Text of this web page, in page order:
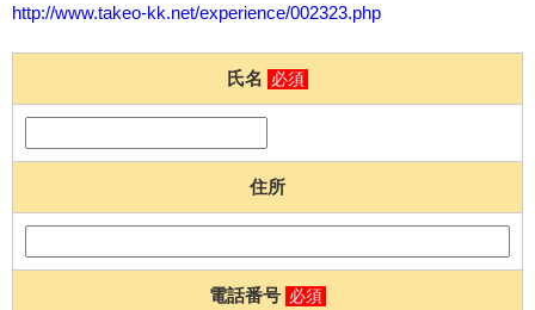
http://www.takeo-kk.net/experience/002323.php
氏名 必須
住所
電話番号 必須